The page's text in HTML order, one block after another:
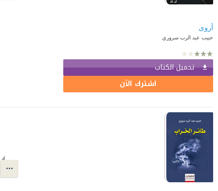
أروى
حبيب عبد الرب سروري
تحميل الكتاب
اشترك الآن